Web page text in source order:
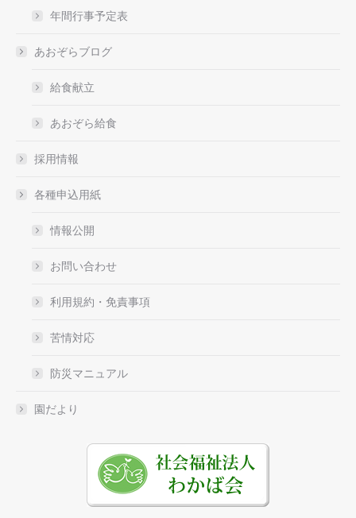
年間行事予定表
あおぞらブログ
給食献立
あおぞら給食
採用情報
各種申込用紙
情報公開
お問い合わせ
利用規約・免責事項
苦情対応
防災マニュアル
園だより